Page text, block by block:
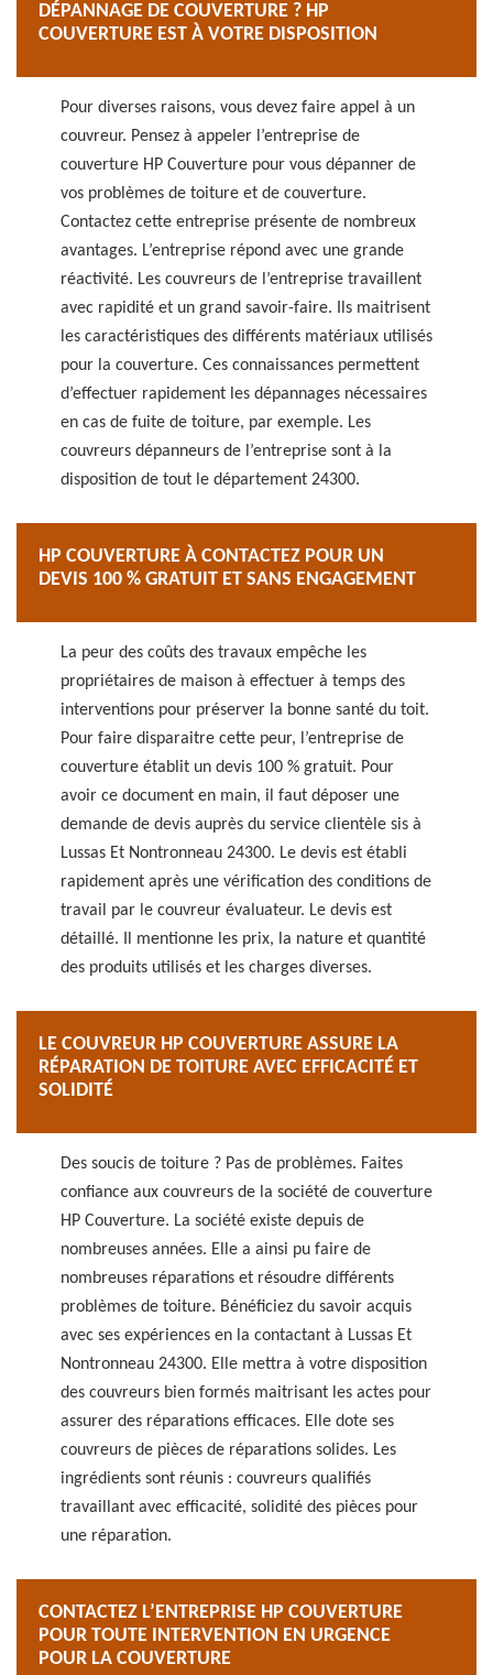
DÉPANNAGE DE COUVERTURE ? HP
COUVERTURE EST À VOTRE DISPOSITION
Pour diverses raisons, vous devez faire appel à un
couvreur. Pensez à appeler l’entreprise de
couverture HP Couverture pour vous dépanner de
vos problèmes de toiture et de couverture.
Contactez cette entreprise présente de nombreux
avantages. L’entreprise répond avec une grande
réactivité. Les couvreurs de l’entreprise travaillent
avec rapidité et un grand savoir-faire. Ils maitrisent
les caractéristiques des différents matériaux utilisés
pour la couverture. Ces connaissances permettent
d’effectuer rapidement les dépannages nécessaires
en cas de fuite de toiture, par exemple. Les
couvreurs dépanneurs de l’entreprise sont à la
disposition de tout le département 24300.
HP COUVERTURE À CONTACTEZ POUR UN
DEVIS 100 % GRATUIT ET SANS ENGAGEMENT
La peur des coûts des travaux empêche les
propriétaires de maison à effectuer à temps des
interventions pour préserver la bonne santé du toit.
Pour faire disparaitre cette peur, l’entreprise de
couverture établit un devis 100 % gratuit. Pour
avoir ce document en main, il faut déposer une
demande de devis auprès du service clientèle sis à
Lussas Et Nontronneau 24300. Le devis est établi
rapidement après une vérification des conditions de
travail par le couvreur évaluateur. Le devis est
détaillé. Il mentionne les prix, la nature et quantité
des produits utilisés et les charges diverses.
LE COUVREUR HP COUVERTURE ASSURE LA
RÉPARATION DE TOITURE AVEC EFFICACITÉ ET
SOLIDITÉ
Des soucis de toiture ? Pas de problèmes. Faites
confiance aux couvreurs de la société de couverture
HP Couverture. La société existe depuis de
nombreuses années. Elle a ainsi pu faire de
nombreuses réparations et résoudre différents
problèmes de toiture. Bénéficiez du savoir acquis
avec ses expériences en la contactant à Lussas Et
Nontronneau 24300. Elle mettra à votre disposition
des couvreurs bien formés maitrisant les actes pour
assurer des réparations efficaces. Elle dote ses
couvreurs de pièces de réparations solides. Les
ingrédients sont réunis : couvreurs qualifiés
travaillant avec efficacité, solidité des pièces pour
une réparation.
CONTACTEZ L’ENTREPRISE HP COUVERTURE
POUR TOUTE INTERVENTION EN URGENCE
POUR LA COUVERTURE